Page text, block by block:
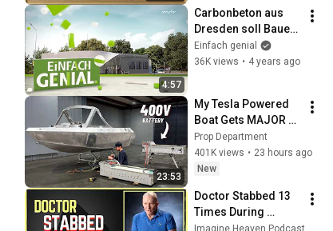
Screensaver
4:57
Carbonbeton aus
Dresden soll Bauen
revolutionieren |
Einfach genial | MDR
Einfach genial
36K views • 4 years ago
23:53
My Tesla Powered
Boat Gets MAJOR
Upgrades
Prop Department
401K views • 23 hours ago
New
Doctor Stabbed 13
Times During
Murder Attempt -